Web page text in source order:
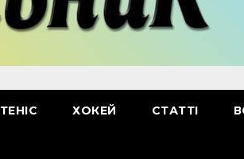
ТЕНІС ХОКЕЙ СТАТТІ